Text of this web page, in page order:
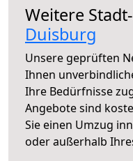
Weitere
Duisburg
Unsere geprüften
Ihnen
Ihre Bedürfnisse
Angebote sind
Sie einen Umzug
oder außerhalb